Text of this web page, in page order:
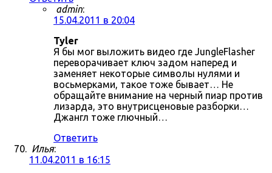
admin:
15.04.2011 в 20:04
Tyler
Я бы мог выложить видео где JungleFlasher
переворачивает ключ задом наперед и
заменяет некоторые символы нулями и
восьмерками, такое тоже бывает… Не
обращайте внимание на черный пиар против
лизарда, это внутрисценовые разборки…
Джангл тоже глючный…
Ответить
Илья:
11.04.2011 в 16:15